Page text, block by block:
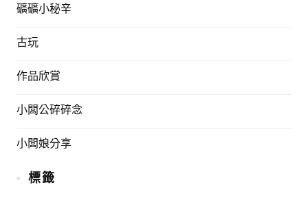
礦礦小秘辛
古玩
作品欣賞
小闆公碎碎念
小闆娘分享
標籤